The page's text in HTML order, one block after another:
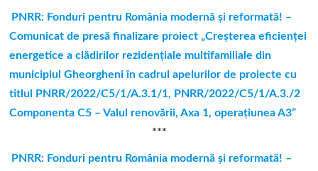
PNRR: Fonduri pentru România modernă şi reformată! –
Comunicat de presă finalizare proiect „Creşterea eficienţei
energetice a clădirilor rezidenţiale multifamiliale din
municipiul Gheorgheni în cadrul apelurilor de proiecte cu
titlul PNRR/2022/C5/1/A.3.1/1, PNRR/2022/C5/1/A.3./2
Componenta C5 – Valul renovării, Axa 1, operaţiunea A3”
***
PNRR: Fonduri pentru România modernă și reformată! –